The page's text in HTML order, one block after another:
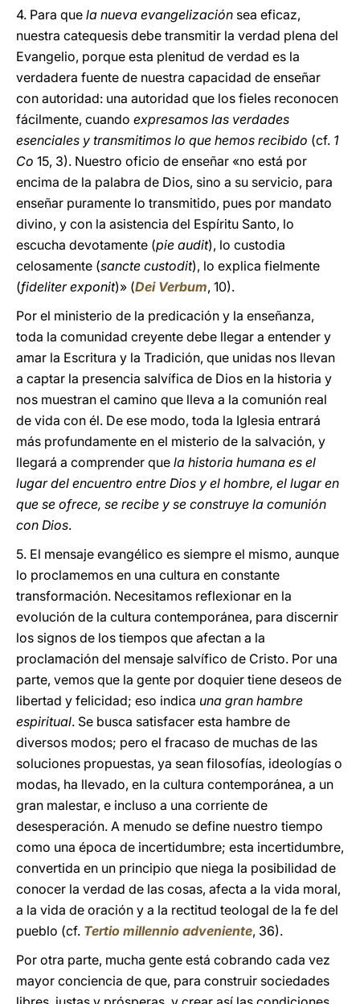
4. Para que la nueva evangelización sea eficaz,
nuestra catequesis debe transmitir la verdad plena del
Evangelio, porque esta plenitud de verdad es la
verdadera fuente de nuestra capacidad de enseñar
con autoridad: una autoridad que los fieles reconocen
fácilmente, cuando expresamos las verdades
esenciales y transmitimos lo que hemos recibido (cf. 1
Co 15, 3). Nuestro oficio de enseñar «no está por
encima de la palabra de Dios, sino a su servicio, para
enseñar puramente lo transmitido, pues por mandato
divino, y con la asistencia del Espíritu Santo, lo
escucha devotamente (pie audit), lo custodia
celosamente (sancte custodit), lo explica fielmente
(fideliter exponit)» (Dei Verbum, 10).
Por el ministerio de la predicación y la enseñanza,
toda la comunidad creyente debe llegar a entender y
amar la Escritura y la Tradición, que unidas nos llevan
a captar la presencia salvífica de Dios en la historia y
nos muestran el camino que lleva a la comunión real
de vida con él. De ese modo, toda la Iglesia entrará
más profundamente en el misterio de la salvación, y
llegará a comprender que la historia humana es el
lugar del encuentro entre Dios y el hombre, el lugar en
que se ofrece, se recibe y se construye la comunión
con Dios.
5. El mensaje evangélico es siempre el mismo, aunque
lo proclamemos en una cultura en constante
transformación. Necesitamos reflexionar en la
evolución de la cultura contemporánea, para discernir
los signos de los tiempos que afectan a la
proclamación del mensaje salvífico de Cristo. Por una
parte, vemos que la gente por doquier tiene deseos de
libertad y felicidad; eso indica una gran hambre
espiritual. Se busca satisfacer esta hambre de
diversos modos; pero el fracaso de muchas de las
soluciones propuestas, ya sean filosofías, ideologías o
modas, ha llevado, en la cultura contemporánea, a un
gran malestar, e incluso a una corriente de
desesperación. A menudo se define nuestro tiempo
como una época de incertidumbre; esta incertidumbre,
convertida en un principio que niega la posibilidad de
conocer la verdad de las cosas, afecta a la vida moral,
a la vida de oración y a la rectitud teologal de la fe del
pueblo (cf. Tertio millennio adveniente, 36).
Por otra parte, mucha gente está cobrando cada vez
mayor conciencia de que, para construir sociedades